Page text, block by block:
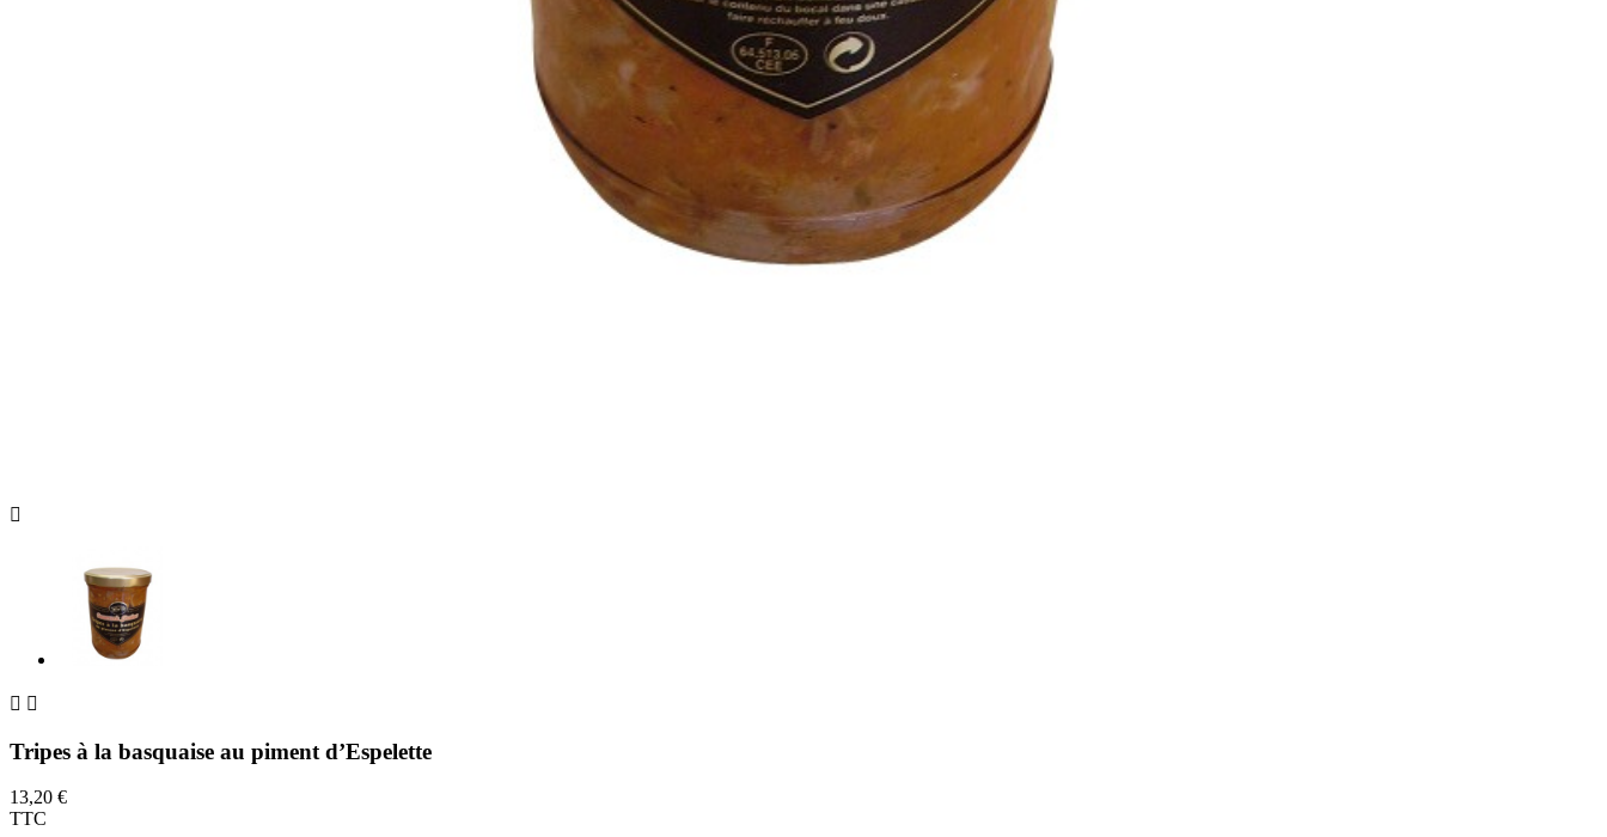

 
Tripes à la basquaise au piment d’Espelette
13,20 €
TTC